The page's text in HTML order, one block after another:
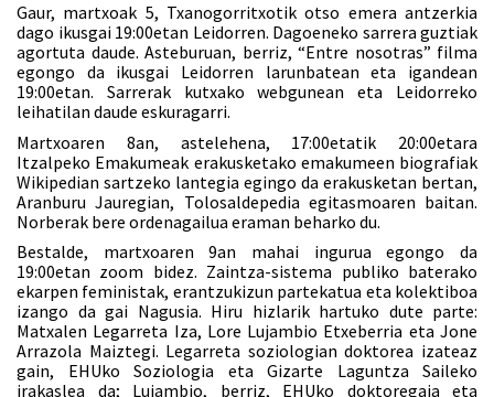
Gaur, martxoak 5, Txanogorritxotik otso emera antzerkia
dago ikusgai 19:00etan Leidorren. Dagoeneko sarrera guztiak
agortuta daude. Asteburuan, berriz, “Entre nosotras” filma
egongo da ikusgai Leidorren larunbatean eta igandean
19:00etan. Sarrerak kutxako webgunean eta Leidorreko
leihatilan daude eskuragarri.
Martxoaren 8an, astelehena, 17:00etatik 20:00etara
Itzalpeko Emakumeak erakusketako emakumeen biografiak
Wikipedian sartzeko lantegia egingo da erakusketan bertan,
Aranburu Jauregian, Tolosaldepedia egitasmoaren baitan.
Norberak bere ordenagailua eraman beharko du.
Bestalde, martxoaren 9an mahai ingurua egongo da
19:00etan zoom bidez. Zaintza-sistema publiko baterako
ekarpen feministak, erantzukizun partekatua eta kolektiboa
izango da gai Nagusia. Hiru hizlarik hartuko dute parte:
Matxalen Legarreta Iza, Lore Lujambio Etxeberria eta Jone
Arrazola Maiztegi. Legarreta soziologian doktorea izateaz
gain, EHUko Soziologia eta Gizarte Laguntza Saileko
irakaslea da; Lujambio, berriz, EHUko doktoregaia eta